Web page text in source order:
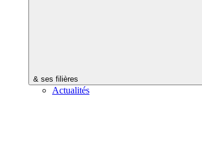
& ses filières
Actualités